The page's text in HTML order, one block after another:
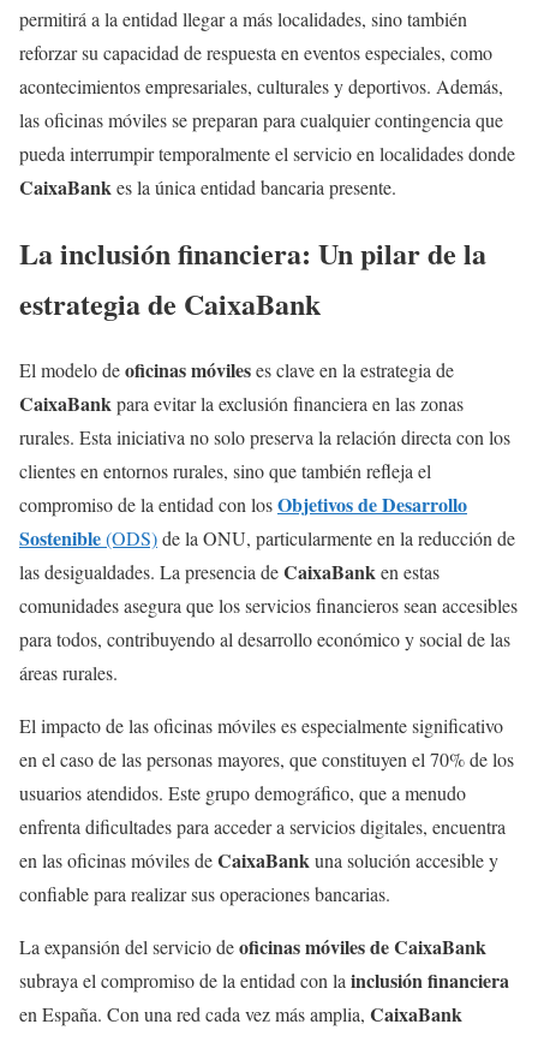
permitirá a la entidad llegar a más localidades, sino también
reforzar su capacidad de respuesta en eventos especiales, como
acontecimientos empresariales, culturales y deportivos. Además,
las oficinas móviles se preparan para cualquier contingencia que
pueda interrumpir temporalmente el servicio en localidades donde
CaixaBankes la única entidad bancaria presente.
La inclusión financiera: Un pilar de la
estrategia de CaixaBank
El modelo deoficinas móvileses clave en la estrategia de
CaixaBankpara evitar la exclusión financiera en las zonas
rurales. Esta iniciativa no solo preserva la relación directa con los
clientes en entornos rurales, sino que también refleja el
compromiso de la entidad con losObjetivos de Desarrollo
Sostenible(ODS)de la ONU, particularmente en la reducción de
las desigualdades. La presencia deCaixaBanken estas
comunidades asegura que los servicios financieros sean accesibles
para todos, contribuyendo al desarrollo económico y social de las
áreas rurales.
El impacto de las oficinas móviles es especialmente significativo
en el caso de las personas mayores, que constituyen el 70% de los
usuarios atendidos. Este grupo demográfico, que a menudo
enfrenta dificultades para acceder a servicios digitales, encuentra
en las oficinas móviles deCaixaBankuna solución accesible y
confiable para realizar sus operaciones bancarias.
La expansión del servicio deoficinas móviles de CaixaBank
subraya el compromiso de la entidad con la inclusión financiera
en España. Con una red cada vez más amplia, CaixaBank